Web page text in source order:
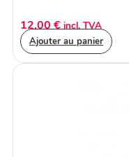
12,00€ incl. TVA
Ajouter au panier